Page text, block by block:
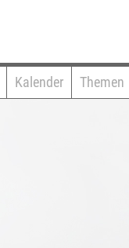
Kalender Themen